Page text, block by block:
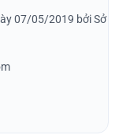
07/05/2019 bởi Sở